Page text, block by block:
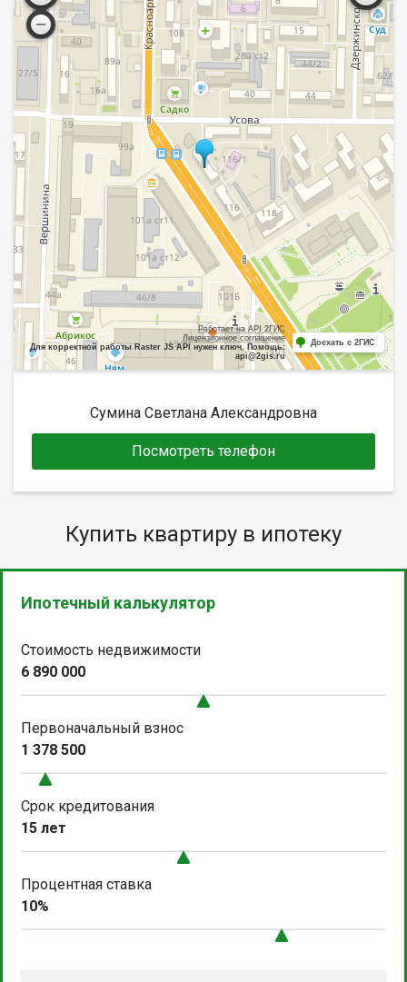
Работает на API 2ГИС
Лицензионное соглашение
Для корректной работы Raster JS API нужен ключ. Помощь:
api@2gis.ru
Доехать с 2ГИС
Сумина Светлана Александровна
Посмотреть телефон
Купить квартиру в ипотеку
Ипотечный калькулятор
Стоимость недвижимости
6 890 000
Первоначальный взнос
1 378 500
Срок кредитования
15 лет
Процентная ставка
10%